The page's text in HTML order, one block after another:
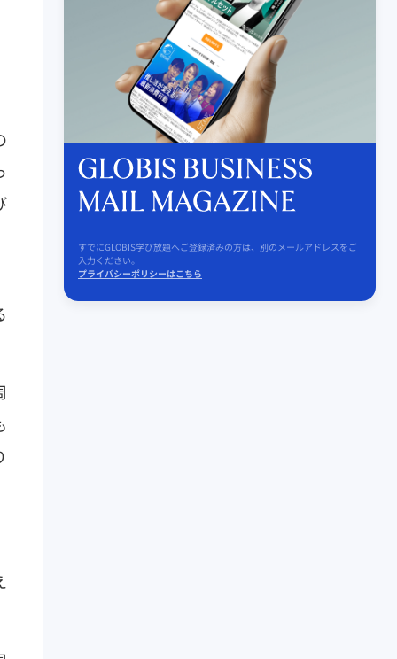
すでにGLOBIS学び放題へご登録済みの方は、別のメールアドレスをご
入力ください。
プライバシーポリシーはこちら